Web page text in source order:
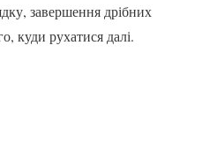
завершення дрібних
куди рухатися далі.